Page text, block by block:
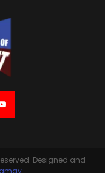
Designed and